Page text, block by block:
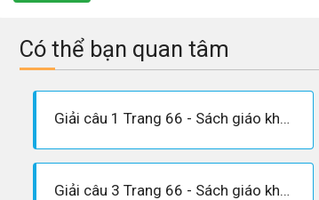
Có thể bạn quan tâm
Giải câu 1 Trang 66 - Sách giáo khoa Vật lí 12
Giải câu 3 Trang 66 - Sách giáo khoa Vật lí 12